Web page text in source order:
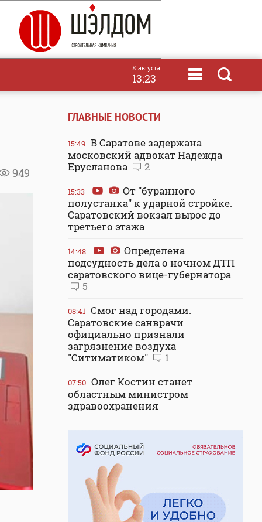
8 августа
13:23
949
ГЛАВНЫЕ НОВОСТИ
15:49 В Саратове задержана
московский адвокат Надежда
Ерусланова
2
15:33
От "буранного
полустанка" к ударной стройке.
Саратовский вокзал вырос до
третьего этажа
14:48
Определена
подсудность дела о ночном ДТП
саратовского вице-губернатора
5
08:41 Смог над городами.
Саратовские санврачи
официально признали
загрязнение воздуха
"Ситиматиком"
1
07:50 Олег Костин станет
областным министром
здравоохранения